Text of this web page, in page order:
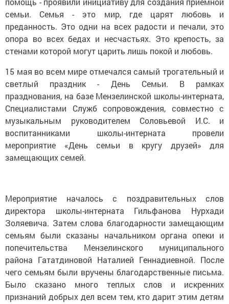
семьи. Семья - это мир, где царят любовь и
преданность. Это одни на всех радости и печали, это
опора во всех бедах и несчастьях. Это крепость, за
стенами которой могут царить лишь покой и любовь.
15 мая во всем мире отмечался самый трогательный и
светлый праздник - День Семьи. В рамках
празднования, на базе Мензелинской школы-интерната,
Специалистами Служб сопровождения, совместно с
музыкальным руководителем Соловьевой И.С. и
воспитанниками школы-интерната провели
мероприятие «День семьи в кругу друзей» для
замещающих семей.
Мероприятие началось с поздравительных слов
директора школы-интерната Гильфанова Нурхади
Золяевича. Затем слова благодарности замещающим
семьям были сказаны начальником органа опеки и
попечительства Мензелинского муниципального
района Гататдиновой Наталией Геннадиевной. После
чего семьям были вручены благодарственные письма.
Было сказано много теплых слов и искренних
признаний добрых дел всем тем, кто дарит этим детям